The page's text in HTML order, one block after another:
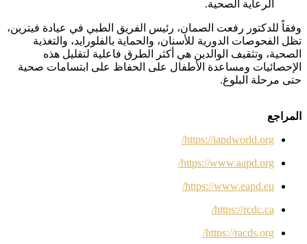
الرعاية الصحية.
وفقاً للدكتور رفعت الصمان، رئيس الفريق الطبي في عيادة فيترين،
تظل الفحوصات الدورية للأسنان، والحماية بالفلورايد، والتغذية
الصحية، وتثقيف الوالدين هي أكثر الطرق فاعلية لتقليل هذه
الإحصائيات ومساعدة الأطفال على الحفاظ على ابتسامات صحية
حتى مرحلة البلوغ.
المراجع
https://iapdworld.org/
https://www.aapd.org/
https://www.eapd.eu/
https://rcdc.ca/
https://racds.org/